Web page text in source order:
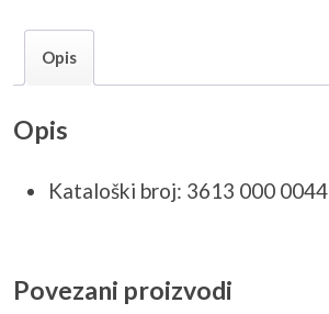
Opis
Opis
Kataloški broj: 3613 000 0044
Povezani proizvodi